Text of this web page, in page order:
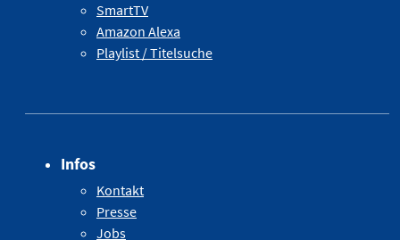
SmartTV
Amazon Alexa
Playlist / Titelsuche
Infos
Kontakt
Presse
Jobs